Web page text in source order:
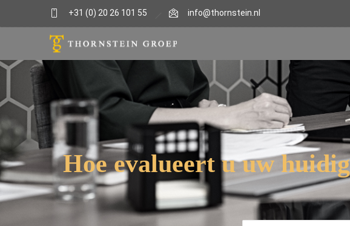
+31 (0) 20 26 101 55 info@thornstein.nl
Hoe evalueert u uw